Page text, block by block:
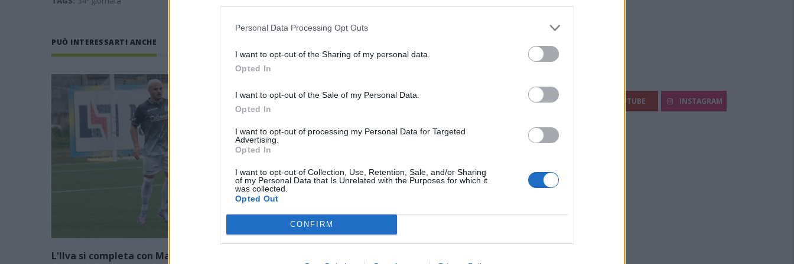
Personal Data Processing Opt Outs
I want to opt-out of the Sharing of my personal data.
Opted In
I want to opt-out of the Sale of my Personal Data.
Opted In
I want to opt-out of processing my Personal Data for Targeted
Advertising.
Opted In
I want to opt-out of Collection, Use, Retention, Sale, and/or Sharing
of my Personal Data that Is Unrelated with the Purposes for which it
was collected.
Opted Out
CONFIRM
PUÒ INTERESSARTI ANCHE
L'Ilva si completa con Markic, Contucci,
FACEBOOK YOUTUBE INSTAGRAM